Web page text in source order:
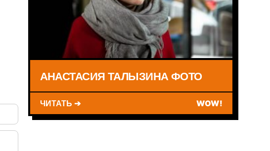
АНАСТАСИЯ ТАЛЫЗИНА ФОТО
ЧИТАТЬ ➔ WOW!